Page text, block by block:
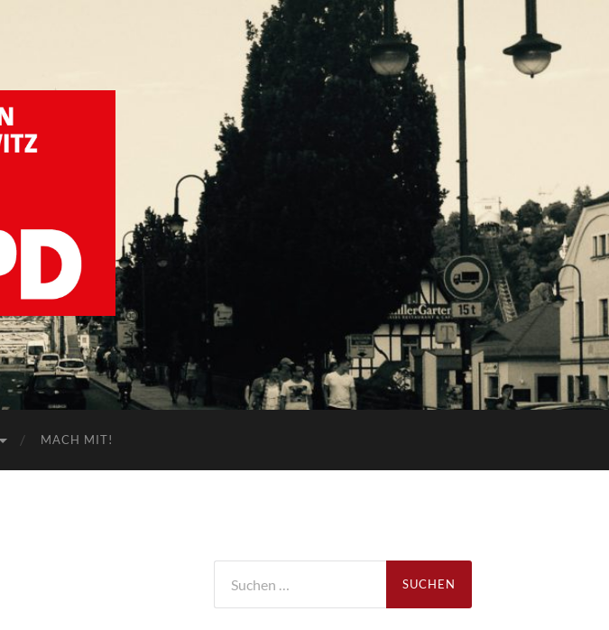
SPD
Dresden
Striesen
MACH MIT!
nach: